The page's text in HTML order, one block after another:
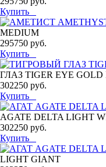
Купить
MEDIUM
295750 руб.
Купить
ГЛАЗ TIGER EYE GOLD
302250 руб.
Купить
AGATE DELTA LIGHT
302250 руб.
Купить
LIGHT GIANT